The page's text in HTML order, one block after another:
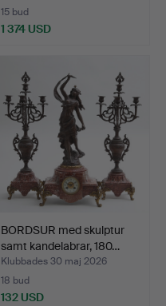
15 bud
1 374 USD
BORDSUR med skulptur
samt kandelabrar, 180…
Klubbades 30 maj 2026
18 bud
132 USD